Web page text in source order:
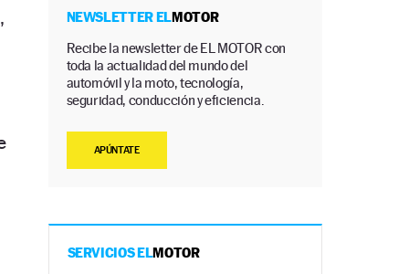
, NEWSLETTER ELMOTOR
Recibe la newsletter de EL MOTOR con
toda la actualidad del mundo del
automóvil y la moto, tecnología,
seguridad, conducción y eficiencia.
APÚNTATE
SERVICIOS ELMOTOR